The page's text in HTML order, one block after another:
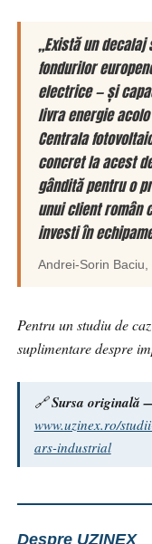
„Există un
fondurilor
electrice — și
livra energie
Centrala
concret la acest
gândită pentru o
unui client român
investi în
Andrei-Sorin Baciu,
Pentru un studiu de
suplimentare despre
🔗Sursa originală
www.uzinex.ro/
ars-industrial
Despre UZINEX